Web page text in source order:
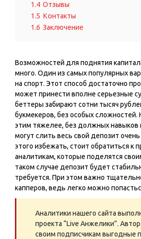
1.4 Отзывы
1.5 Контакты
1.6 Заключение
Возможностей для поднятия
много. Один из самых популярных
на спорт. Этот способ достаточно
может принести вполне серьезные
беттеры забирают сотни тысяч
букмекеров, без особых сложностей.
этим тяжелее, без должных навыков
могут слить весь свой депозит
этого избежать, стоит обратиться к
аналитикам, которые поделятся
таком случае депозит будет
требуется. При этом важно
капперов, ведь легко можно
Аналитики нашего сайта
проекта “Live Анжелики️️”.
своим подписчикам выгодные